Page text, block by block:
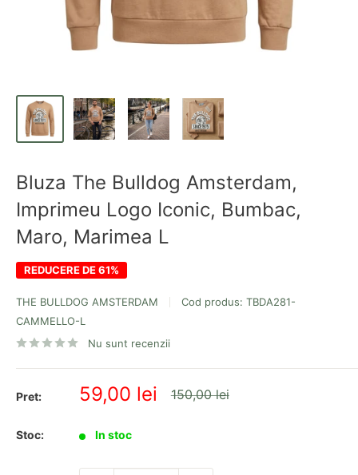
Bluza The Bulldog Amsterdam,
Imprimeu Logo Iconic, Bumbac,
Maro, Marimea L
REDUCERE DE 61%
THE BULLDOG AMSTERDAM Cod produs: TBDA281-
CAMMELLO-L
Nu sunt recenzii
Pret:
Pret
redus
59,00 lei Pret
150,00 lei
Stoc: In stoc